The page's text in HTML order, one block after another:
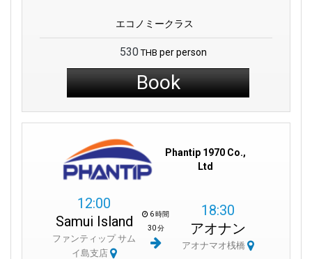
エコノミークラス
530 THB per person
Book
Phantip 1970 Co.,
Ltd
12:00
Samui Island
ファンティップ サム
イ島支店
6 時間
30 分
18:30
アオナン
アオナマオ桟橋